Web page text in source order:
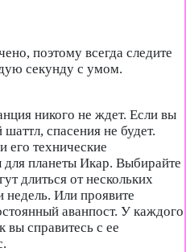
поэтому всегда следите
секунду с умом.
никого не ждет. Если вы
спасения не будет.
его технические
планеты Икар. Выбирайте
длиться от нескольких
недель. Или проявите
аванпост. У каждого
вы справитесь с ее